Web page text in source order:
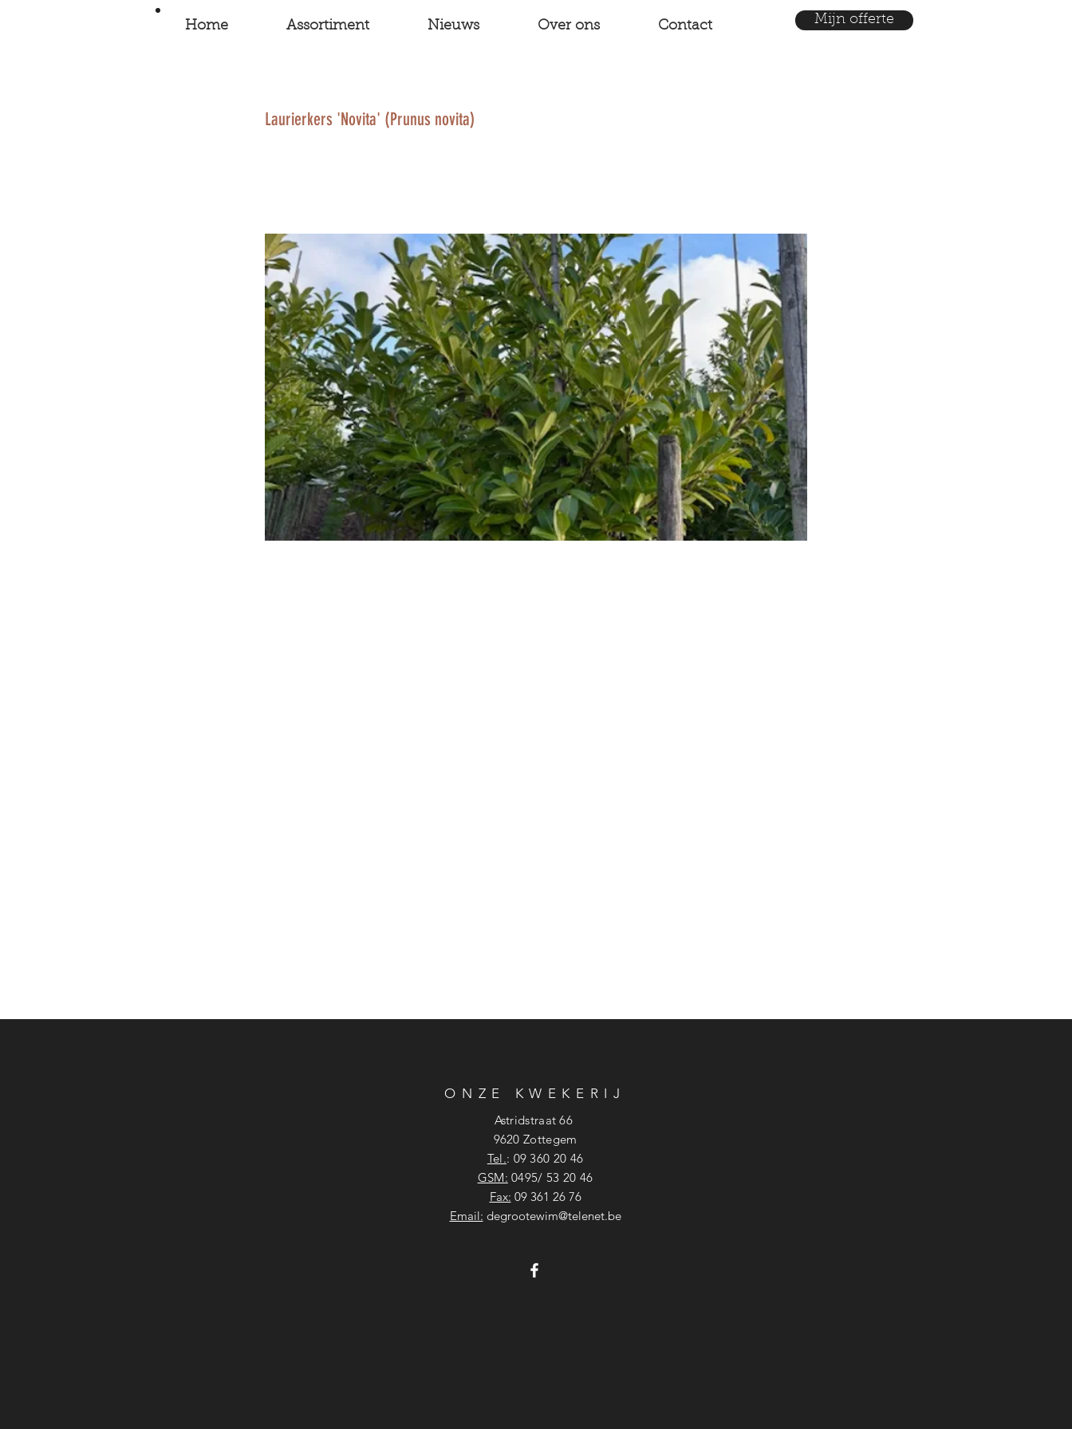
Home Assortiment Nieuws Over ons Contact Mijn offerte
Laurierkers 'Novita' (Prunus novita)
ONZE KWEKERIJ
Astridstraat 66
9620 Zottegem
Tel.: 09 360 20 46
GSM: 0495/ 53 20 46
Fax: 09 361 26 76
Email: degrootewim@telenet.be